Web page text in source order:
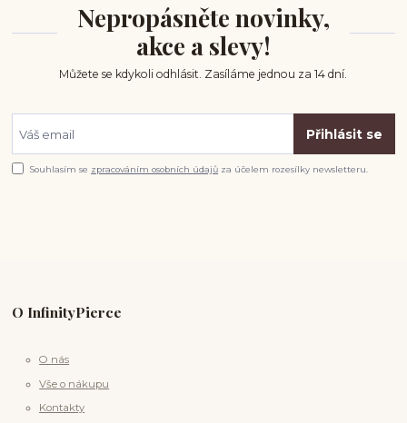
Nepropásněte novinky,
akce a slevy!
Můžete se kdykoli odhlásit. Zasíláme jednou za 14 dní.
Přihlásit se
Souhlasím se zpracováním osobních údajů za účelem rozesílky newsletteru.
O InfinityPierce
O nás
Vše o nákupu
Kontakty